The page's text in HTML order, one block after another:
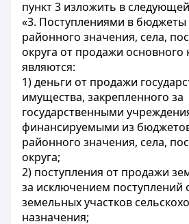
пункт 3 изложить в
«3. Поступлениями в бюджеты
районного значения, села,
округа от продажи основного
являются:
1) деньги от продажи
имущества, закрепленного за
государственными
финансируемыми из
районного значения, села,
округа;
2) поступления от продажи
за исключением поступлений
земельных участков
назначения;